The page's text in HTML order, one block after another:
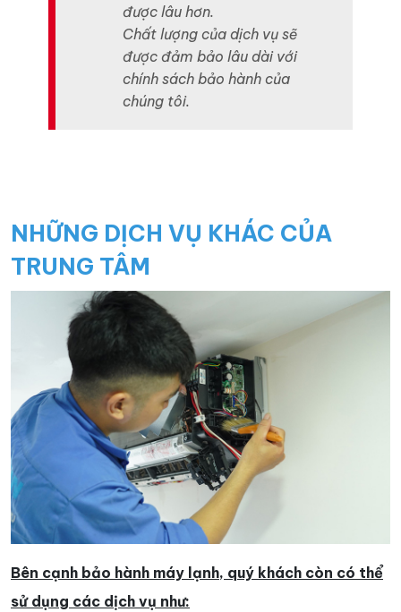
được lâu hơn.
Chất lượng của dịch vụ sẽ
được đảm bảo lâu dài với
chính sách bảo hành của
chúng tôi.
NHỮNG DỊCH VỤ KHÁC CỦA
TRUNG TÂM
Bên cạnh bảo hành máy lạnh, quý khách còn có thể
sử dụng các dịch vụ như: